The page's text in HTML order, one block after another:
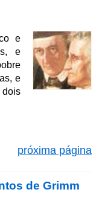
-
do
e
e
e
o
próxima página
de Grimm